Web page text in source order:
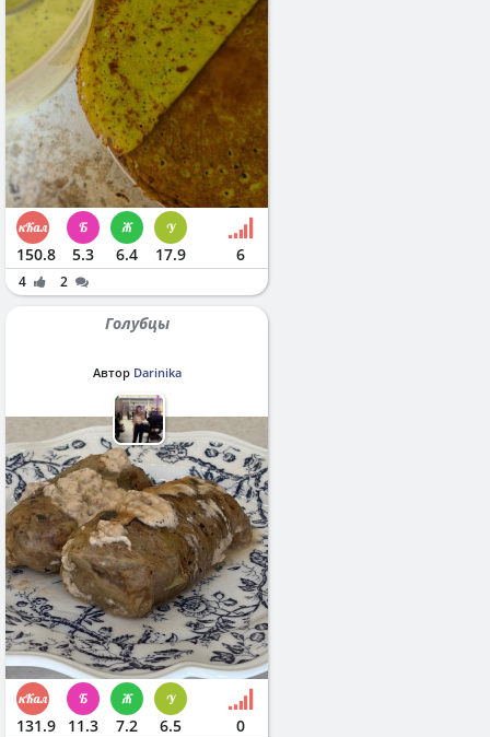
150.8 5.3 6.4 17.9 6
4 2
Голубцы
Автор Darinika
131.9 11.3 7.2 6.5 0